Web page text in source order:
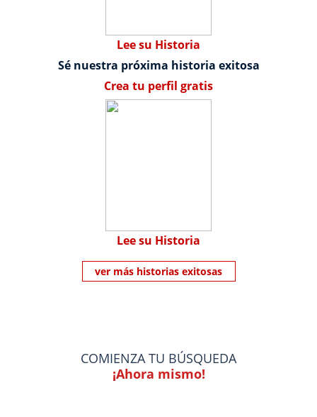
Lee su Historia
Sé nuestra próxima historia exitosa
Crea tu perfil gratis
Lee su Historia
ver más historias exitosas
COMIENZA TU BÚSQUEDA
¡Ahora mismo!